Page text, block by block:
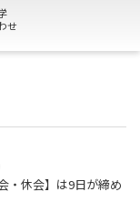
を提供できるよう努
ー価格の高騰や、
させていただきま
8,030円（税込）
なりますので、ご
せ
・休会】は9日が締め